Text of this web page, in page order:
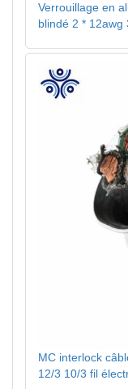
Verrouillage en
blindé 2 * 12awg
MC interlock
12/3 10/3 fil